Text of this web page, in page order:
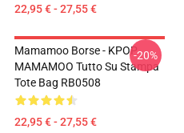
22,95 € - 27,55 €
Mamamoo Borse - KPOP
MAMAMOO Tutto Su Stampa
Tote Bag RB0508
22,95 € - 27,55 €
-20%